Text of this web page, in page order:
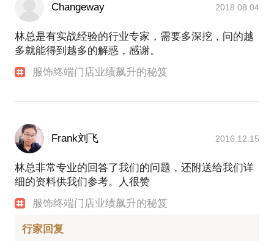
Changeway 2018.08.04
林总是有实战经验的行业专家，需要多深挖，问的越
多就能得到越多的解惑，感谢。
服饰终端门店业绩飙升的秘笈
Frank刘飞 2016.12.15
林总非常专业的回答了我们的问题，还附送给我们详
细的资料供我们参考。人很赞
服饰终端门店业绩飙升的秘笈
行家回复